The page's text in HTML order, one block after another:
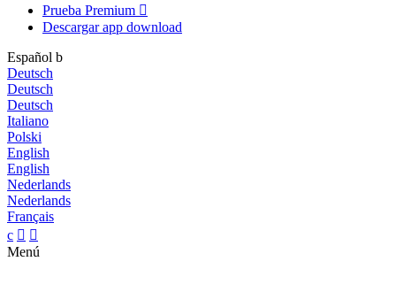
Prueba Premium 
Descargar app download
Español b
Deutsch
Deutsch
Deutsch
Italiano
Polski
English
English
Nederlands
Nederlands
Français
c  
Menú